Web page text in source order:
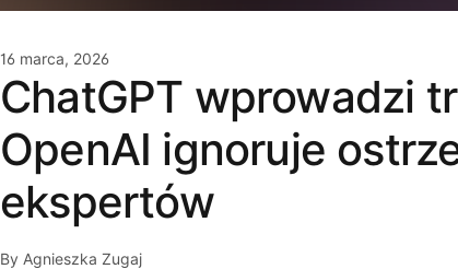
16 marca, 2026
ChatGPT wprowadzi
OpenAI ignoruje
ekspertów
By Agnieszka Zugaj